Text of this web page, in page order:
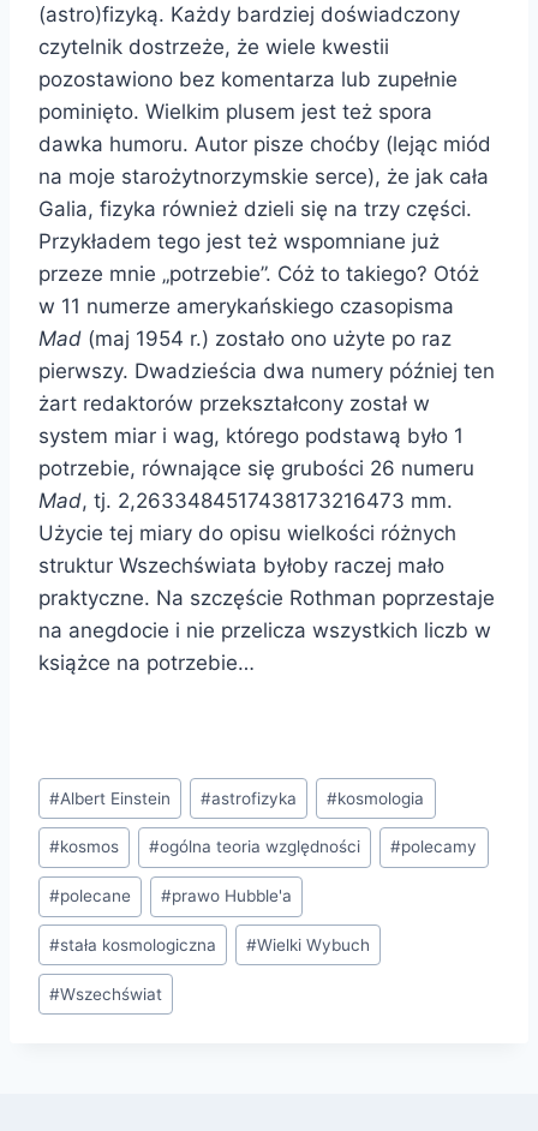
(astro)fizyką. Każdy bardziej doświadczony
czytelnik dostrzeże, że wiele kwestii
pozostawiono bez komentarza lub zupełnie
pominięto. Wielkim plusem jest też spora
dawka humoru. Autor pisze choćby (lejąc miód
na moje starożytnorzymskie serce), że jak cała
Galia, fizyka również dzieli się na trzy części.
Przykładem tego jest też wspomniane już
przeze mnie „potrzebie”. Cóż to takiego? Otóż
w 11 numerze amerykańskiego czasopisma
Mad (maj 1954 r.) zostało ono użyte po raz
pierwszy. Dwadzieścia dwa numery później ten
żart redaktorów przekształcony został w
system miar i wag, którego podstawą było 1
potrzebie, równające się grubości 26 numeru
Mad, tj. 2,2633484517438173216473 mm.
Użycie tej miary do opisu wielkości różnych
struktur Wszechświata byłoby raczej mało
praktyczne. Na szczęście Rothman poprzestaje
na anegdocie i nie przelicza wszystkich liczb w
książce na potrzebie…
Tagi
wpisu:
#Albert Einstein #astrofizyka #kosmologia
#kosmos #ogólna teoria względności #polecamy
#polecane #prawo Hubble'a
#stała kosmologiczna #Wielki Wybuch
#Wszechświat